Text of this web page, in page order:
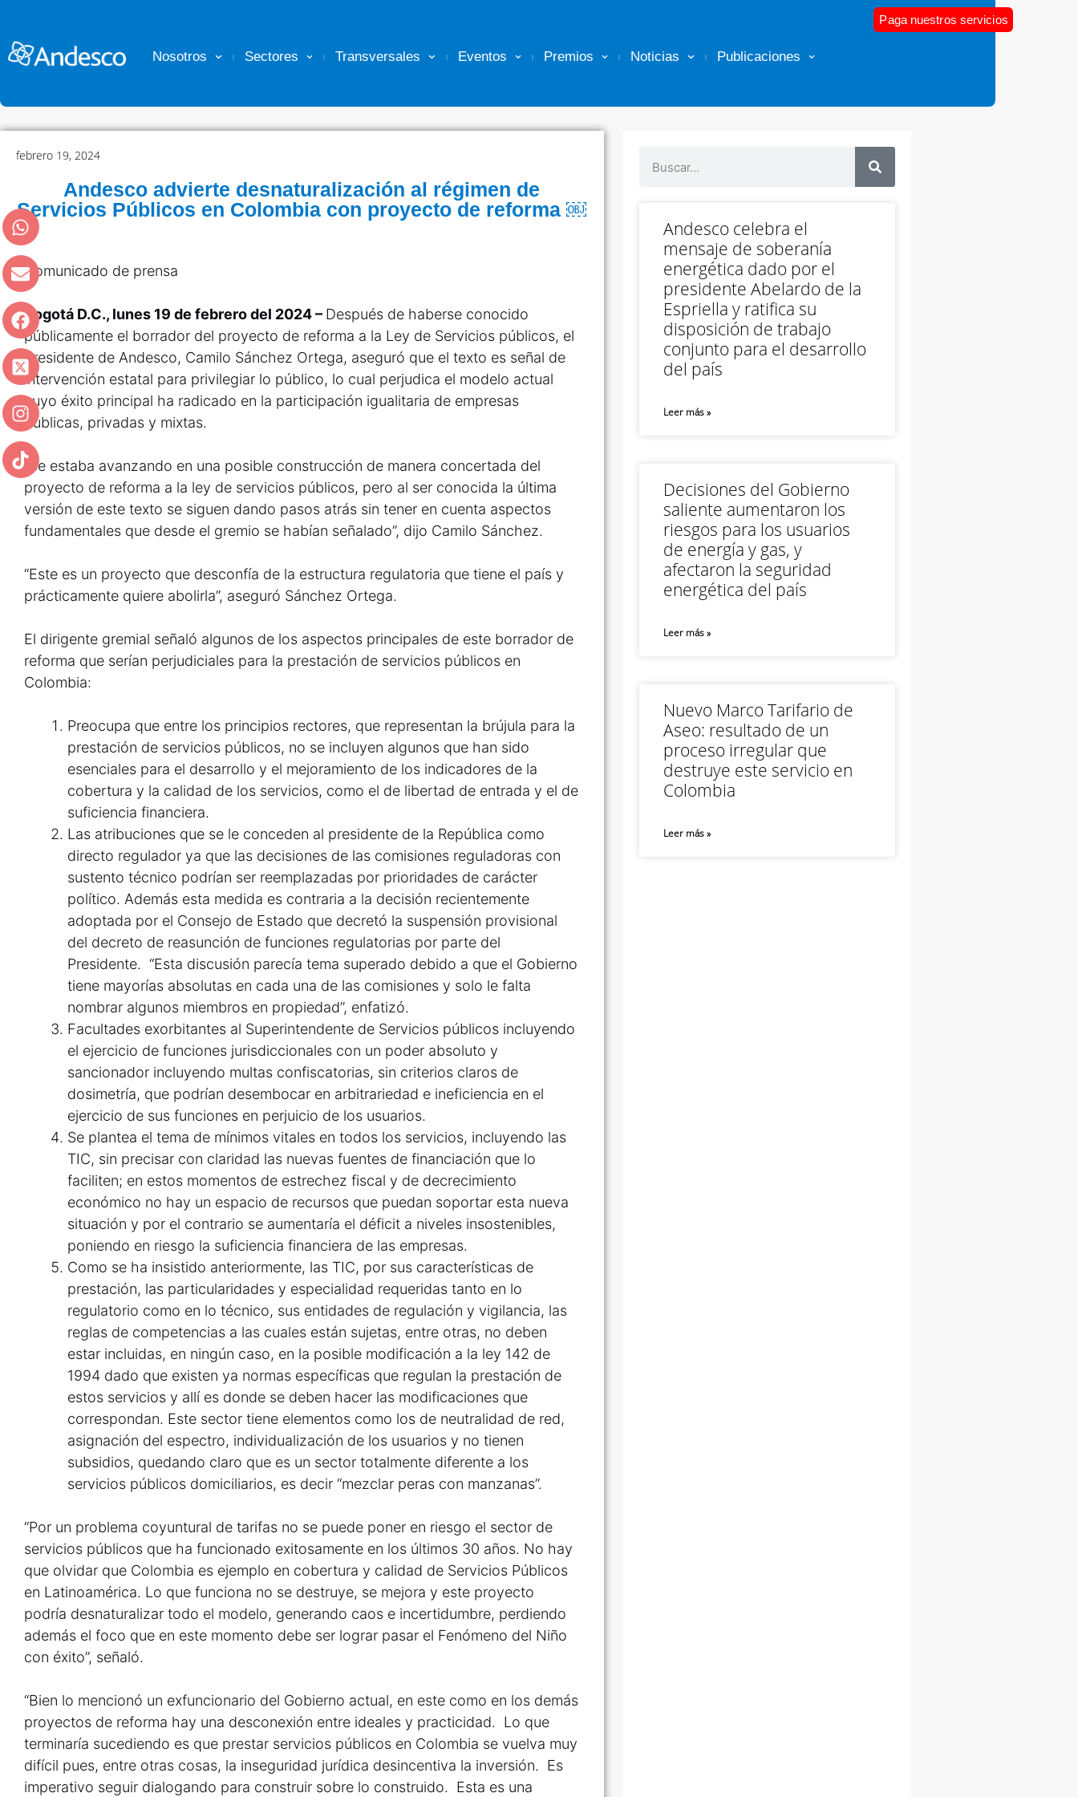
Nosotros Sectores Transversales Eventos Premios Noticias Publicaciones
Paga nuestros servicios
febrero 19, 2024
Andesco advierte desnaturalización al régimen de
Servicios Públicos en Colombia con proyecto de reforma ￼
Comunicado de prensa
Bogotá D.C., lunes 19 de febrero del 2024 – Después de haberse conocido
públicamente el borrador del proyecto de reforma a la Ley de Servicios públicos, el
Presidente de Andesco, Camilo Sánchez Ortega, aseguró que el texto es señal de
intervención estatal para privilegiar lo público, lo cual perjudica el modelo actual
cuyo éxito principal ha radicado en la participación igualitaria de empresas
públicas, privadas y mixtas.
“Se estaba avanzando en una posible construcción de manera concertada del
proyecto de reforma a la ley de servicios públicos, pero al ser conocida la última
versión de este texto se siguen dando pasos atrás sin tener en cuenta aspectos
fundamentales que desde el gremio se habían señalado”, dijo Camilo Sánchez.
“Este es un proyecto que desconfía de la estructura regulatoria que tiene el país y
prácticamente quiere abolirla”, aseguró Sánchez Ortega.
El dirigente gremial señaló algunos de los aspectos principales de este borrador de
reforma que serían perjudiciales para la prestación de servicios públicos en
Colombia:
Preocupa que entre los principios rectores, que representan la brújula para la
prestación de servicios públicos, no se incluyen algunos que han sido
esenciales para el desarrollo y el mejoramiento de los indicadores de la
cobertura y la calidad de los servicios, como el de libertad de entrada y el de
suficiencia financiera.
Las atribuciones que se le conceden al presidente de la República como
directo regulador ya que las decisiones de las comisiones reguladoras con
sustento técnico podrían ser reemplazadas por prioridades de carácter
político. Además esta medida es contraria a la decisión recientemente
adoptada por el Consejo de Estado que decretó la suspensión provisional
del decreto de reasunción de funciones regulatorias por parte del
Presidente. “Esta discusión parecía tema superado debido a que el Gobierno
tiene mayorías absolutas en cada una de las comisiones y solo le falta
nombrar algunos miembros en propiedad”, enfatizó.
Facultades exorbitantes al Superintendente de Servicios públicos incluyendo
el ejercicio de funciones jurisdiccionales con un poder absoluto y
sancionador incluyendo multas confiscatorias, sin criterios claros de
dosimetría, que podrían desembocar en arbitrariedad e ineficiencia en el
ejercicio de sus funciones en perjuicio de los usuarios.
Se plantea el tema de mínimos vitales en todos los servicios, incluyendo las
TIC, sin precisar con claridad las nuevas fuentes de financiación que lo
faciliten; en estos momentos de estrechez fiscal y de decrecimiento
económico no hay un espacio de recursos que puedan soportar esta nueva
situación y por el contrario se aumentaría el déficit a niveles insostenibles,
poniendo en riesgo la suficiencia financiera de las empresas.
Como se ha insistido anteriormente, las TIC, por sus características de
prestación, las particularidades y especialidad requeridas tanto en lo
regulatorio como en lo técnico, sus entidades de regulación y vigilancia, las
reglas de competencias a las cuales están sujetas, entre otras, no deben
estar incluidas, en ningún caso, en la posible modificación a la ley 142 de
1994 dado que existen ya normas específicas que regulan la prestación de
estos servicios y allí es donde se deben hacer las modificaciones que
correspondan. Este sector tiene elementos como los de neutralidad de red,
asignación del espectro, individualización de los usuarios y no tienen
subsidios, quedando claro que es un sector totalmente diferente a los
servicios públicos domiciliarios, es decir “mezclar peras con manzanas”.
“Por un problema coyuntural de tarifas no se puede poner en riesgo el sector de
servicios públicos que ha funcionado exitosamente en los últimos 30 años. No hay
que olvidar que Colombia es ejemplo en cobertura y calidad de Servicios Públicos
en Latinoamérica. Lo que funciona no se destruye, se mejora y este proyecto
podría desnaturalizar todo el modelo, generando caos e incertidumbre, perdiendo
además el foco que en este momento debe ser lograr pasar el Fenómeno del Niño
con éxito”, señaló.
“Bien lo mencionó un exfuncionario del Gobierno actual, en este como en los demás
proyectos de reforma hay una desconexión entre ideales y practicidad. Lo que
terminaría sucediendo es que prestar servicios públicos en Colombia se vuelva muy
difícil pues, entre otras cosas, la inseguridad jurídica desincentiva la inversión. Es
imperativo seguir dialogando para construir sobre lo construido. Esta es una
Andesco celebra el
mensaje de soberanía
energética dado por el
presidente Abelardo de la
Espriella y ratifica su
disposición de trabajo
conjunto para el desarrollo
del país
Leer más »
Decisiones del Gobierno
saliente aumentaron los
riesgos para los usuarios
de energía y gas, y
afectaron la seguridad
energética del país
Leer más »
Nuevo Marco Tarifario de
Aseo: resultado de un
proceso irregular que
destruye este servicio en
Colombia
Leer más »